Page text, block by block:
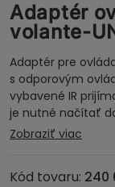
Adaptér
volante-
Adaptér pre
s odporovým
vybavené IR
je nutné načítať
Zobraziť viac
Kód tovaru: 240